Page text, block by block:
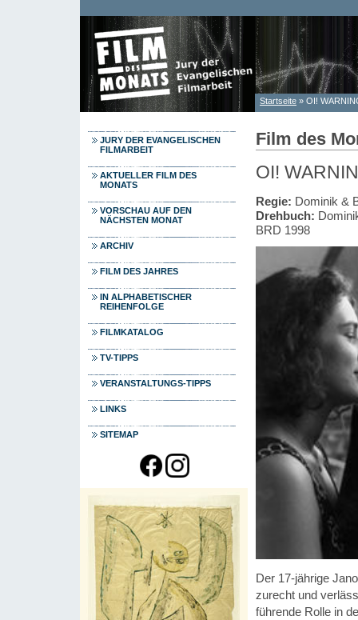
Sie sind hier
Startseite » OI!
JURY DER EVANGELISCHEN
FILMARBEIT
AKTUELLER FILM DES
MONATS
VORSCHAU AUF DEN
NÄCHSTEN MONAT
ARCHIV
FILM DES JAHRES
IN ALPHABETISCHER
REIHENFOLGE
FILMKATALOG
TV-TIPPS
VERANSTALTUNGS-TIPPS
LINKS
SITEMAP
Film des
OI!
Regie: Dominik &
Drehbuch:
BRD 1998
Der 17-jährige
zurecht und
führende Rolle in